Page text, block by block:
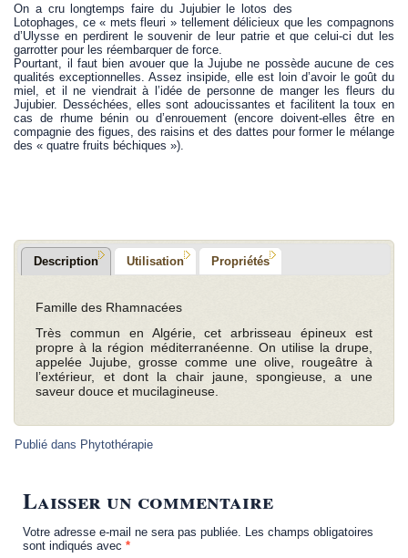
On a cru longtemps faire du Jujubier le lotos des
Lotophages, ce « mets fleuri » tellement délicieux que les compagnons
d’Ulysse en perdirent le souvenir de leur patrie et que celui-ci dut les
garrotter pour les réembarquer de force.
Pourtant, il faut bien avouer que la Jujube ne possède aucune de ces
qualités exceptionnelles. Assez insipide, elle est loin d’avoir le goût du
miel, et il ne viendrait à l’idée de personne de manger les fleurs du
Jujubier. Desséchées, elles sont adoucissantes et facilitent la toux en
cas de rhume bénin ou d’enrouement (encore doivent-elles être en
compagnie des figues, des raisins et des dattes pour former le mélange
des « quatre fruits béchiques »).
Description Utilisation Propriétés
Famille des Rhamnacées
Très commun en Algérie, cet arbrisseau épineux est
propre à la région méditerranéenne. On utilise la drupe,
appelée Jujube, grosse comme une olive, rougeâtre à
l’extérieur, et dont la chair jaune, spongieuse, a une
saveur douce et mucilagineuse.
Publié dans Phytothérapie
Laisser un commentaire
Votre adresse e-mail ne sera pas publiée.
Les champs obligatoires
sont indiqués avec*